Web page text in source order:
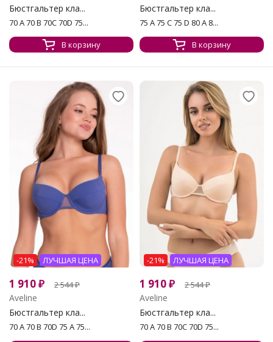
Бюстгальтер кла...
70 A 70 B 70C 70D 75...
В корзину
Бюстгальтер кла...
75 A 75 C 75 D 80 A 8...
В корзину
-21% ЛУЧШАЯ ЦЕНА
1 910₽ 2 544₽
Aveline
Бюстгальтер кла...
70 A 70 B 70D 75 A 75...
-21% ЛУЧШАЯ ЦЕНА
1 910₽ 2 544₽
Aveline
Бюстгальтер кла...
70 A 70 B 70C 70D 75...